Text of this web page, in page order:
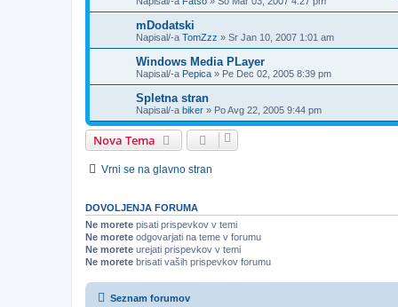
mDodatski
Napisal/-a TomZzz » Sr Jan 10, 2007 1:01 am
Windows Media PLayer
Napisal/-a Pepica » Pe Dec 02, 2005 8:39 pm
Spletna stran
Napisal/-a biker » Po Avg 22, 2005 9:44 pm
Nova Tema
Vrni se na glavno stran
DOVOLJENJA FORUMA
Ne morete pisati prispevkov v temi
Ne morete odgovarjati na teme v forumu
Ne morete urejati prispevkov v temi
Ne morete brisati vaših prispevkov forumu
Seznam forumov